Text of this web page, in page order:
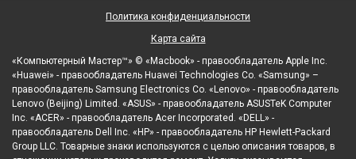
«Компьютерный Мастер™» © «Macbook» - правообладатель Apple Inc.
«Huawei» - правообладатель Huawei Technologies Co. «Samsung» –
правообладатель Samsung Electronics Co. «Lenovo» - правообладатель
Lenovo (Beijing) Limited. «ASUS» - правообладатель ASUSTeK Computer
Inc. «ACER» - правообладатель Acer Incorporated. «DELL» -
правообладатель Dell Inc. «HP» - правообладатель HP Hewlett-Packard
Group LLC. Товарные знаки используются с целью описания товаров, в
Политика конфиденциальности
Карта сайта